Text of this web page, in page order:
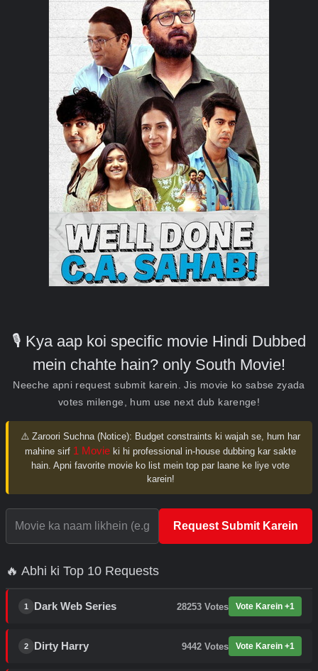
🎙️ Kya aap koi specific movie Hindi Dubbed
mein chahte hain? only South Movie!
Neeche apni request submit karein. Jis movie ko sabse zyada
votes milenge, hum use next dub karenge!
⚠️ Zaroori Suchna (Notice): Budget constraints ki wajah se, hum har
mahine sirf 1 Movie ki hi professional in-house dubbing kar sakte
hain. Apni favorite movie ko list mein top par laane ke liye vote
karein!
Request Submit Karein
🔥 Abhi ki Top 10 Requests
1 Dark Web Series 28253 Votes Vote Karein +1
2 Dirty Harry 9442 Votes Vote Karein +1